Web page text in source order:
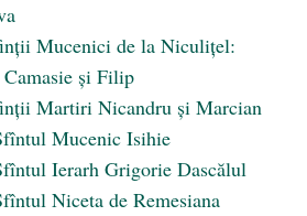
Mucenici de la Niculițel:
și Filip
Martiri Nicandru și Marcian
Mucenic Isihie
Ierarh Grigorie Dascălul
Niceta de Remesiana